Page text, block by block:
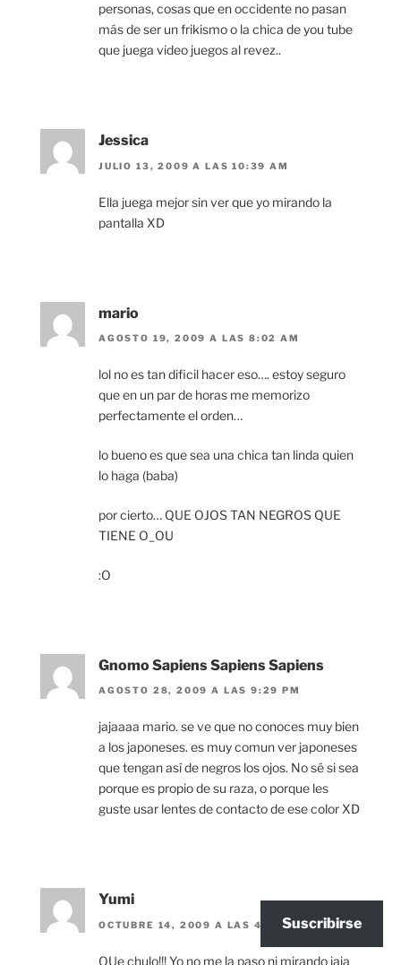
personas, cosas que en occidente no pasan
más de ser un frikismo o la chica de you tube
que juega video juegos al revez..
Jessica
JULIO 13, 2009 A LAS 10:39 AM
Ella juega mejor sin ver que yo mirando la
pantalla XD
mario
AGOSTO 19, 2009 A LAS 8:02 AM
lol no es tan dificil hacer eso…. estoy seguro
que en un par de horas me memorizo
perfectamente el orden…
lo bueno es que sea una chica tan linda quien
lo haga (baba)
por cierto… QUE OJOS TAN NEGROS QUE
TIENE O_OU
:O
Gnomo Sapiens Sapiens Sapiens
AGOSTO 28, 2009 A LAS 9:29 PM
jajaaaa mario. se ve que no conoces muy bien
a los japoneses. es muy comun ver japoneses
que tengan así de negros los ojos. No sé si sea
porque es propio de su raza, o porque les
guste usar lentes de contacto de ese color XD
Yumi
OCTUBRE 14, 2009 A LAS 4:53 PM
QUe chulo!!! Yo no me la paso ni mirando jaja
Suscribirse